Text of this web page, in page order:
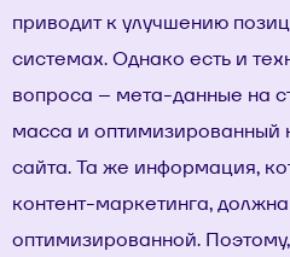
приводит к улучшению
системах. Однако есть и
вопроса – мета-данные на
масса и оптимизированный
сайта. Та же информация,
контент-маркетинга,
оптимизированной.